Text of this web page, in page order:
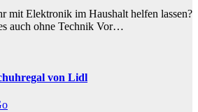
mit Elektronik im Haushalt helfen lassen?
auch ohne Technik Vor…
von Lidl